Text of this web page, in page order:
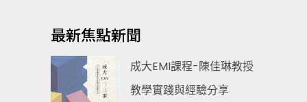
最新焦點新聞
成大EMI課程-陳佳琳教授
教學實踐與經驗分享